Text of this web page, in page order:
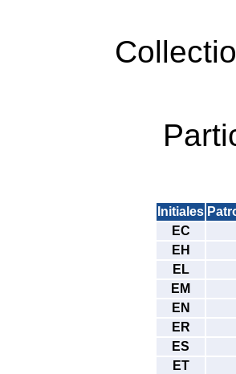
Initiales
EC
EH
EL
EM
EN
ER
ES
ET